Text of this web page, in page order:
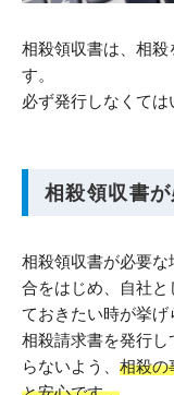
相殺領収書は、相
す。
必ず発行しなくては
相殺領収書
相殺領収書が必要
合をはじめ、自社
ておきたい時が挙げ
相殺請求書を発行
らないよう、 相殺の